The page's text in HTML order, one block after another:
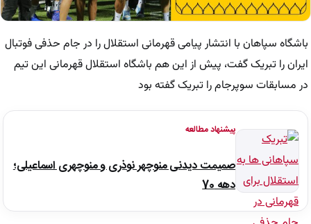
باشگاه سپاهان با انتشار پیامی قهرمانی استقلال را در جام حذفی فوتبال
ایران را تبریک گفت، پیش از این هم باشگاه استقلال قهرمانی این تیم
در مسابقات سوپرجام را تبریک گفته بود
پیشنهاد مطالعه
صمیمت دیدنی منوچهر نوذری و منوچهری اسماعیلی؛
دهه 70